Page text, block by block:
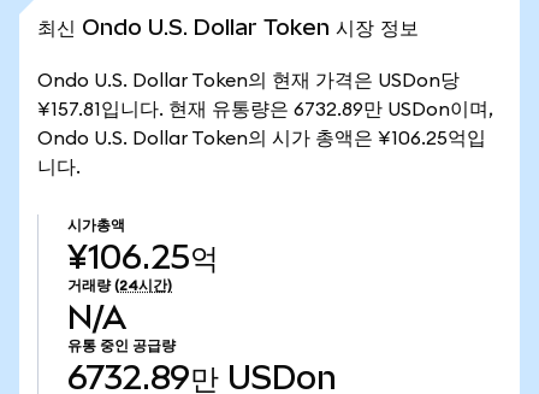
최신 Ondo U.S. Dollar Token 시장 정보
Ondo U.S. Dollar Token의 현재 가격은 USDon당
¥157.81입니다. 현재 유통량은 6732.89만 USDon이며,
Ondo U.S. Dollar Token의 시가 총액은 ¥106.25억입
니다.
시가총액
¥106.25억
거래량 (24시간)
N/A
유통 중인 공급량
6732.89만 USDon